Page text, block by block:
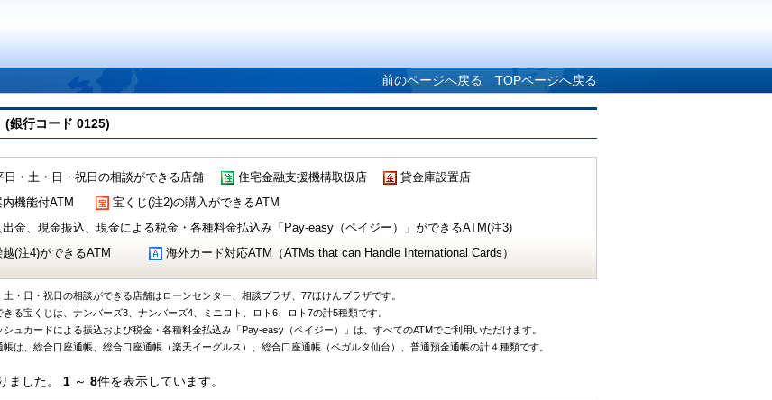
前のページへ戻る TOPページへ戻る
銀行コード 0125)
日・土・日・祝日の相談ができる店舗 住宅金融支援機構取扱店
貸金庫設置店
機能付ATM
宝くじ(注2)の購入ができるATM
金、現金振込、現金による税金・各種料金払込み「Pay-easy（ペイジー）」ができるATM(注3)
(注4)ができるATM
海外カード対応ATM（ATMs that can Handle International Cards）
土・日・祝日の相談ができる店舗はローンセンター、相談プラザ、77ほけんプラザです。
きる宝くじは、ナンバーズ3、ナンバーズ4、ミニロト、ロト6、ロト7の計5種類です。
シュカードによる振込および税金・各種料金払込み「Pay-easy（ペイジー）」は、すべてのATMでご利用いただけます。
帳は、総合口座通帳、総合口座通帳（楽天イーグルス）、総合口座通帳（ベガルタ仙台）、普通預金通帳の計４種類です。
ました。 1～ 8件を表示しています。